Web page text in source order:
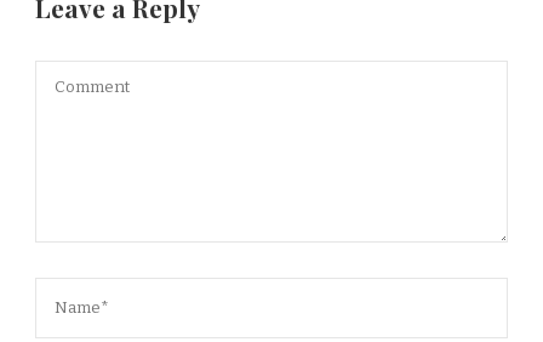
Leave a Reply